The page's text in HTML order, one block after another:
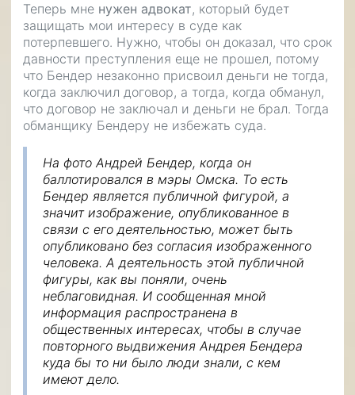
Теперь мне нужен адвокат, который будет
защищать мои интересу в суде как
потерпевшего. Нужно, чтобы он доказал, что срок
давности преступления еще не прошел, потому
что Бендер незаконно присвоил деньги не тогда,
когда заключил договор, а тогда, когда обманул,
что договор не заключал и деньги не брал. Тогда
обманщику Бендеру не избежать суда.
На фото Андрей Бендер, когда он
баллотировался в мэры Омска. То есть
Бендер является публичной фигурой, а
значит изображение, опубликованное в
связи с его деятельностью, может быть
опубликовано без согласия изображенного
человека. А деятельность этой публичной
фигуры, как вы поняли, очень
неблаговидная. И сообщенная мной
информация распространена в
общественных интересах, чтобы в случае
повторного выдвижения Андрея Бендера
куда бы то ни было люди знали, с кем
имеют дело.